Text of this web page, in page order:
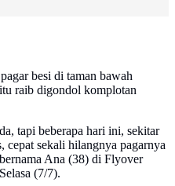
besi di taman bawah
raib digondol komplotan
tapi beberapa hari ini, sekitar
cepat sekali hilangnya pagarnya
Ana (38) di Flyover
(7/7).